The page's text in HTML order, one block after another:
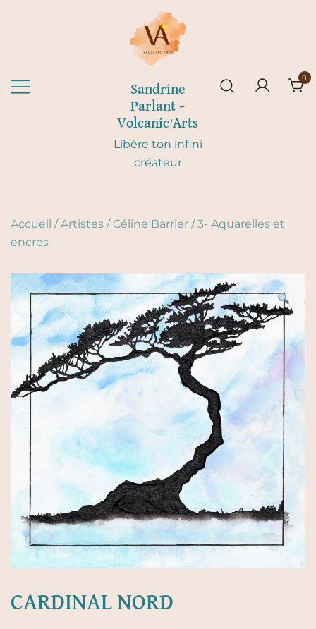
Sandrine
Parlant –
Volcanic'Arts
Libère ton infini
créateur
0
Accueil /Artistes / Céline Barrier /3- Aquarelles et
encres
CARDINAL NORD